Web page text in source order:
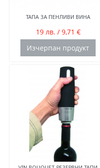
ТАПА ЗА ПЕНЛИВИ ВИНА
19 лв. / 9,71 €
Изчерпан продукт